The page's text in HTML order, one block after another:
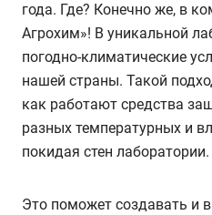
года. Где? Конечно же, в
Агрохим»! В уникальной
погодно-климатические
нашей страны. Такой
как работают средства
разных температурных и
покидая стен лаборатории.
Это поможет создавать и